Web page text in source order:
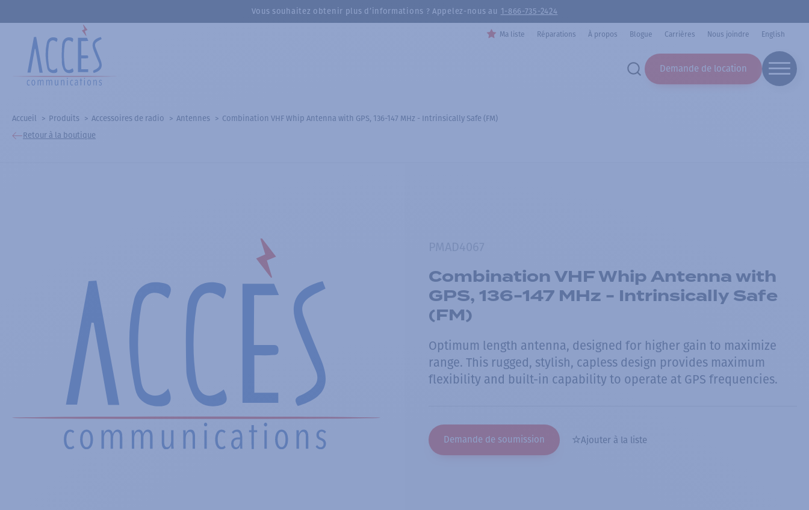
Vous souhaitez obtenir plus d’informations ? Appelez-nous au 1-866-735-2424
Ma liste Réparations À propos Blogue Carrières Nous joindre English
Demande de location
Accueil Produits Accessoires de radio Antennes
Combination VHF Whip Antenna with GPS, 136-147 MHz - Intrinsically Safe (FM)
Retour à la boutique
Combination VHF Whip Antenna with
GPS, 136-147 MHz - Intrinsically Safe
(FM)
Optimum length antenna, designed for higher gain to maximize
range. This rugged, stylish, capless design provides maximum
flexibility and built-in capability to operate at GPS frequencies.
Demande de soumission Ajouter à la liste